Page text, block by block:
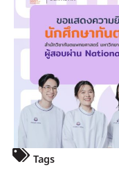
Tags